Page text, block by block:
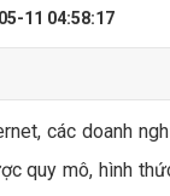
11 04:58:17
các doanh
quy mô, hình